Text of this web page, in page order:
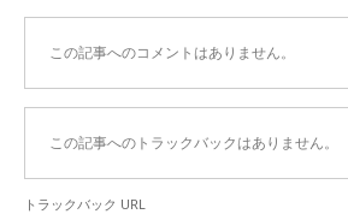
この記事へのコメントはありません。
この記事へのトラックバックはありません。
トラックバック URL